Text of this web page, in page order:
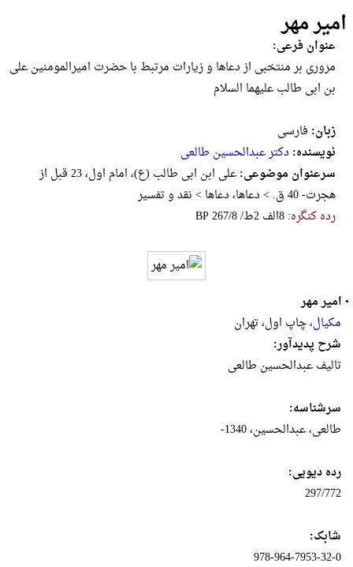
امیر مهر
عنوان فرعی:
مروری بر منتخبی از دعاها و زیارات مرتبط با حضرت امیرالمومنین علی
بن ابی طالب علیهما السلام
زبان: فارسی
نویسنده: دکتر عبدالحسین طالعی
سرعنوان موضوعی:
علی ابن ابی طالب (ع)، ‌امام اول، 23 قبل از
هجرت- 40 ق. > دعاها، دعاها > نقد و تفسیر
رده کنگره:‎B‎P‎ ‎2‎6‎7‎/‎8‎ ‎/‎ط‎2‎ ‎الف‎8
•امیر مهر
مکیال، چاپ اول، تهران
شرح پدیدآور:
تالیف عبدالحسین طالعی
سرشناسه:
طالعی، عبدالحسین، 1340-
رده دیویی:
297/772
شابک:
978-964-7953-32-0